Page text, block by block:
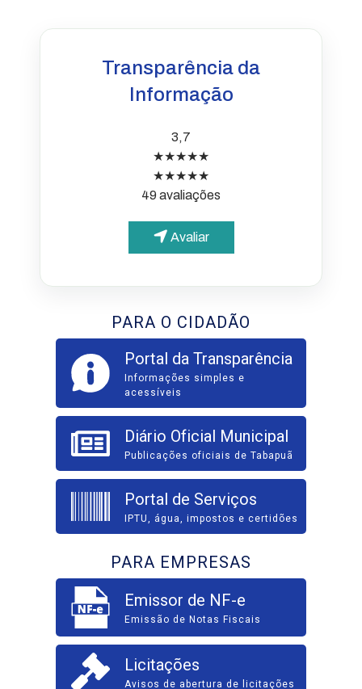
Transparência da
Informação
3,7
★★★★★
★★★★★
49 avaliações
Avaliar
PARA O CIDADÃO
Portal da Transparência
Informações simples e
acessíveis
Diário Oficial Municipal
Publicações oficiais de Tabapuã
Portal de Serviços
IPTU, água, impostos e certidões
PARA EMPRESAS
Emissor de NF-e
Emissão de Notas Fiscais
Licitações
Avisos de abertura de licitações